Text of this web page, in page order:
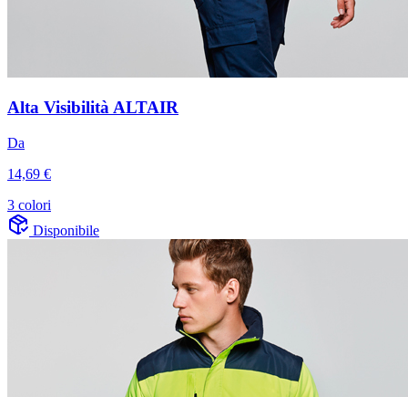
Alta Visibilità ALTAIR
Da
14,69 €
3 colori
Disponibile